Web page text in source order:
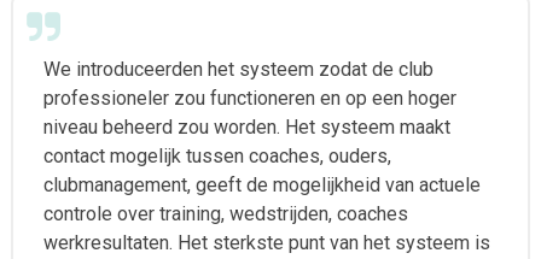
We introduceerden het systeem zodat de club
professioneler zou functioneren en op een hoger
niveau beheerd zou worden. Het systeem maakt
contact mogelijk tussen coaches, ouders,
clubmanagement, geeft de mogelijkheid van actuele
controle over training, wedstrijden, coaches
werkresultaten. Het sterkste punt van het systeem is